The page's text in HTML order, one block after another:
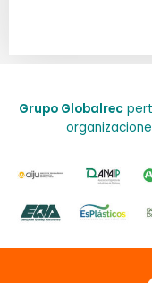
Grupo Globalrec